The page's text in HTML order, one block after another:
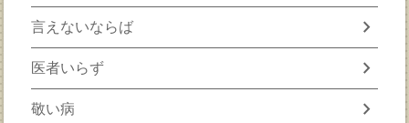
言えないならば chevron_right
医者いらず chevron_right
敬い病 chevron_right